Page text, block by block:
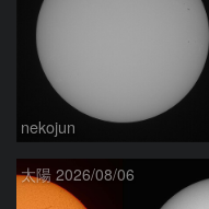
nekojun
太陽 2026/08/06